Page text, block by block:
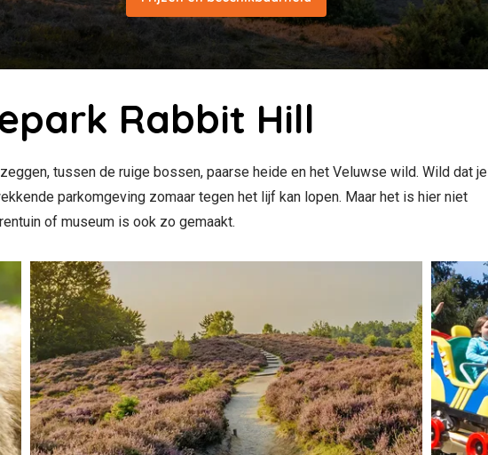
Rabbit Hill
tussen de ruige bossen, paarse heide en het Veluwse wild. Wild dat je
parkomgeving zomaar tegen het lijf kan lopen. Maar het is hier niet
of museum is ook zo gemaakt.